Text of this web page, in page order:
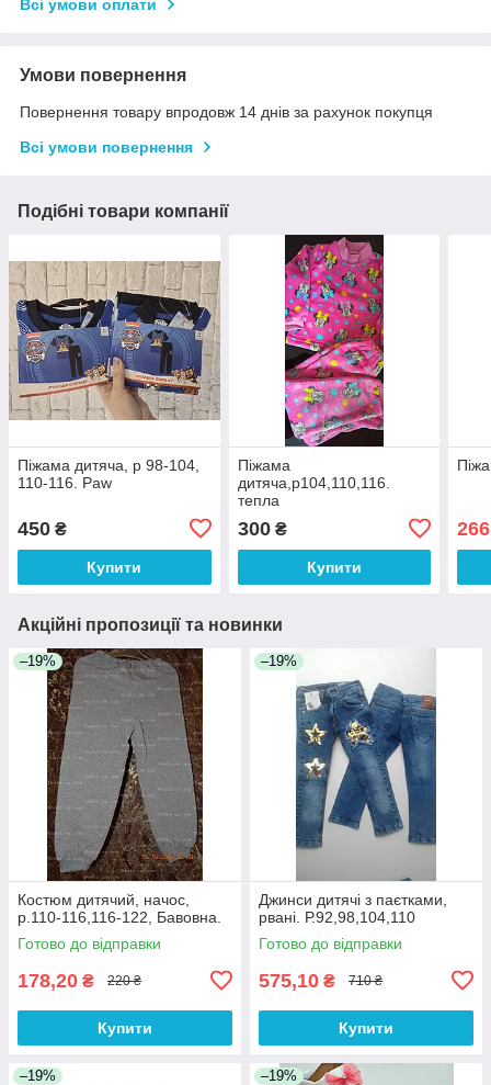
Всі умови оплати
Умови повернення
Повернення товару впродовж 14 днів за рахунок покупця
Всі умови повернення
Подібні товари компанії
Піжама дитяча, р 98-104,
110-116. Paw
450 ₴
Купити
Піжама
дитяча,р104,110,116.
тепла
300₴
Купити
266
Акційні пропозиції та новинки
–19%
Костюм дитячий, начос,
р.110-116,116-122, Бавовна.
Готово до відправки
178,20 ₴ 220 ₴
Купити
–19%
Джинси дитячі з паєтками,
рвані. Р.92,98,104,110
Готово до відправки
575,10 ₴ 710 ₴
Купити
–19% –19%